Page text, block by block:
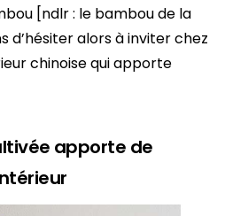
[ndlr : le bambou de la
d’hésiter alors à inviter chez
chinoise qui apporte
apporte de